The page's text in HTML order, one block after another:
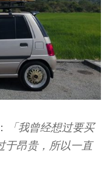
「我曾经想过要买
于昂贵，所以一直